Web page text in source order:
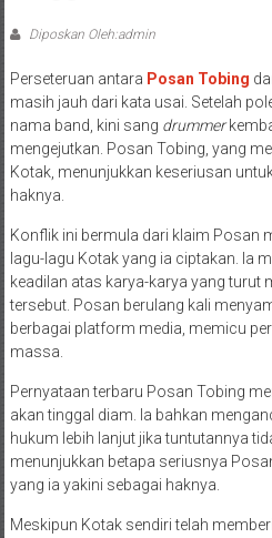
Diposkan Oleh:admin
Perseteruan antara Posan Tobing
masih jauh dari kata usai. Setelah
nama band, kini sang drummer
mengejutkan. Posan Tobing, yang
Kotak, menunjukkan keseriusan
haknya.
Konflik ini bermula dari klaim Posan
lagu-lagu Kotak yang ia ciptakan. Ia
keadilan atas karya-karya yang turut
tersebut. Posan berulang kali
berbagai platform media, memicu
massa.
Pernyataan terbaru Posan Tobing
akan tinggal diam. Ia bahkan
hukum lebih lanjut jika tuntutannya
menunjukkan betapa seriusnya
yang ia yakini sebagai haknya.
Meskipun Kotak sendiri telah